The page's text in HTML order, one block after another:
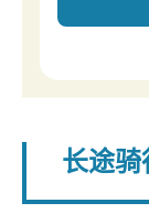
长途骑